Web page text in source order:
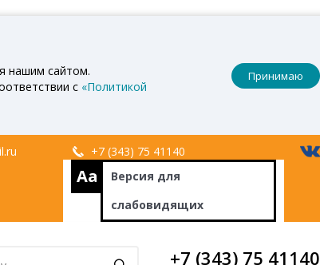
нашим сайтом.
с «Политикой
Принимаю
+7 (343) 75 41140
Aa Версия для
слабовидящих
+7 (343) 75 41140